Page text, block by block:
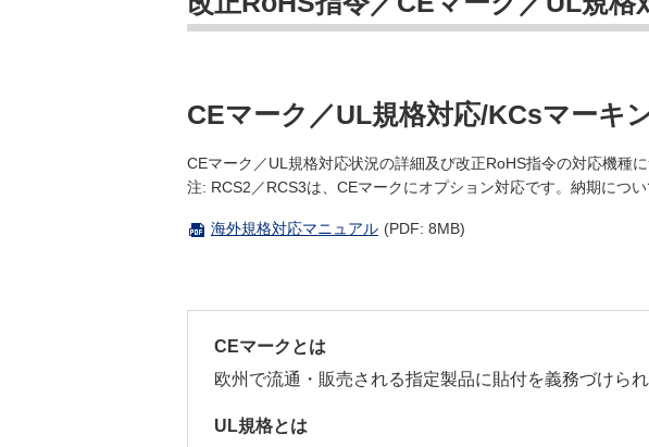
CEマーク／UL規格対応/KCsマーキ
CEマーク／UL規格対応状況の詳細及び改正RoHS指令の対応機種
注: RCS2／RCS3は、CEマークにオプション対応です。納期につい
海外規格対応マニュアル (PDF: 8MB)
CEマークとは
欧州で流通・販売される指定製品に貼付を義務づけら
UL規格とは